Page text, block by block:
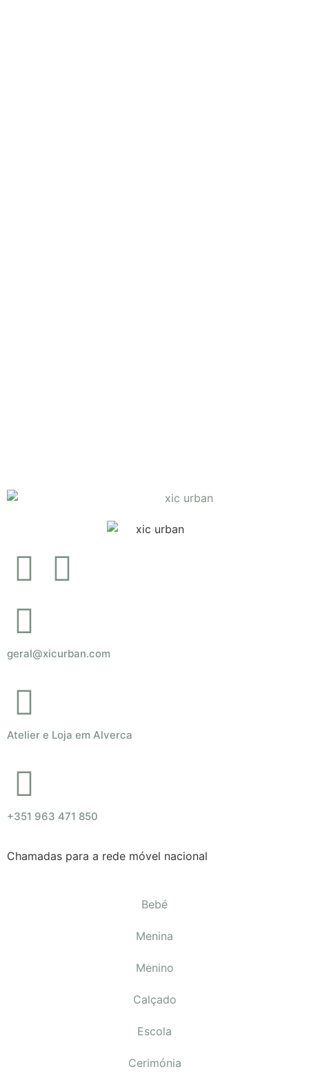
geral@xicurban.com
Atelier e Loja em Alverca
+351 963 471 850
Chamadas para a rede móvel nacional
Bebé
Menina
Menino
Calçado
Escola
Cerimónia